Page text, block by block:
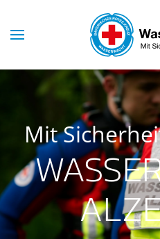
Skip to main content
Mit